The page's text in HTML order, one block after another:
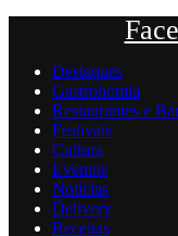
Destaques
Gastronomia
Restaurantes e
Festivais
Cultura
Eventos
Notícias
Delivery
Receitas